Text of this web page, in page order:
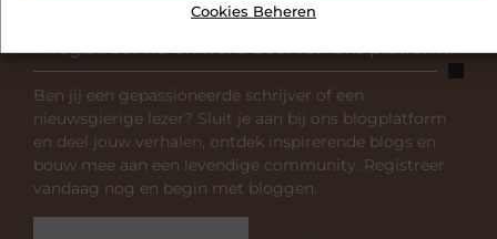
Cookies Beheren
Registreer nu en word deel van ons platform!
Ben jij een gepassioneerde schrijver of een
nieuwsgierige lezer? Sluit je aan bij ons blogplatform
en deel jouw verhalen, ontdek inspirerende blogs en
bouw mee aan een levendige community. Registreer
vandaag nog en begin met bloggen.